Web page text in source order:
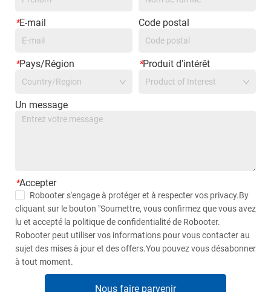
*E-mail Code postal
*Pays/Région
Country/Region
*Produit d'intérêt
Product of Interest
Un message
*Accepter
Robooter s'engage à protéger et à respecter vos privacy.By
cliquant sur le bouton "Soumettre, vous confirmez que vous avez
lu et accepté la politique de confidentialité de Robooter.
Robooter peut utiliser vos informations pour vous contacter au
sujet des mises à jour et des offers.You pouvez vous désabonner
à tout moment.
Nous faire parvenir